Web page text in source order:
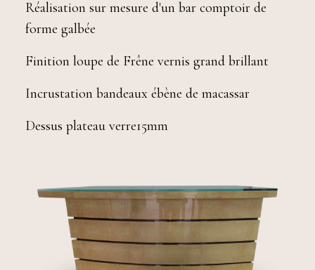
Réalisation sur mesure d'un bar comptoir de
forme galbée
Finition loupe de Frêne vernis grand brillant
Incrustation bandeaux ébène de macassar
Dessus plateau verre15mm